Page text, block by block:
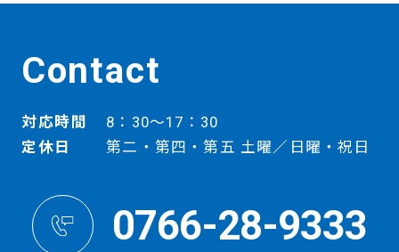
Contact
対応時間
8：30～17：30
定休日
第二・第四・第五 土曜／日曜・祝日
0766-28-9333